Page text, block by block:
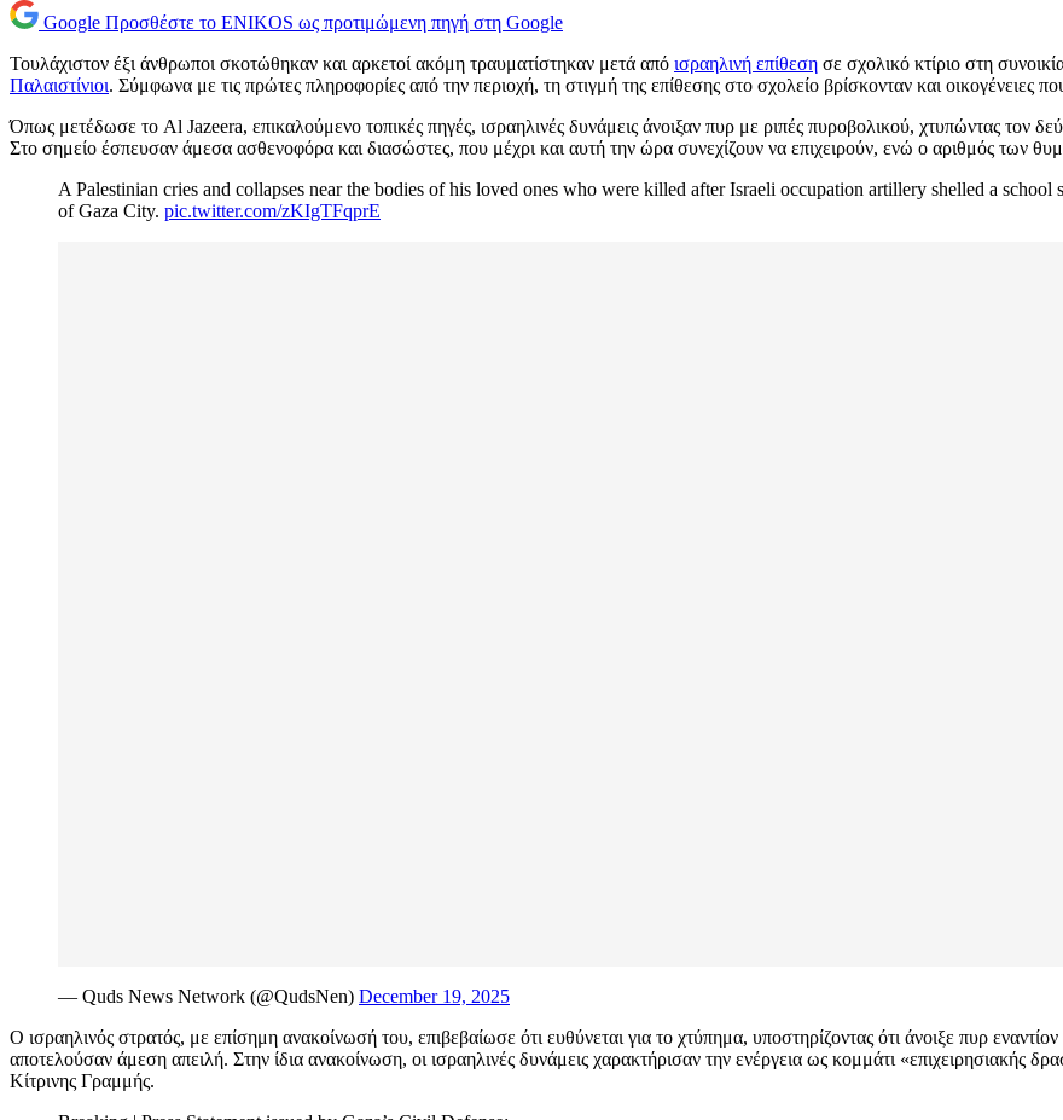
Google Προσθέστε το ENIKOS ως προτιμώμενη πηγή στη Google
Τουλάχιστον έξι άνθρωποι σκοτώθηκαν και αρκετοί ακόμη τραυματίστηκαν μετά από ισραηλινή επίθεση σε σχολικό κτίριο στη
Παλαιστίνιοι. Σύμφωνα με τις πρώτες πληροφορίες από την περιοχή, τη στιγμή της επίθεσης στο σχολείο βρίσκονταν και οικογένειες
Όπως μετέδωσε το Al Jazeera, επικαλούμενο τοπικές πηγές, ισραηλινές δυνάμεις άνοιξαν πυρ με ριπές πυροβολικού, χτυπώντας τον
Στο σημείο έσπευσαν άμεσα ασθενοφόρα και διασώστες, που μέχρι και αυτή την ώρα συνεχίζουν να επιχειρούν, ενώ ο αριθμός των
A Palestinian cries and collapses near the bodies of his loved ones who were killed after Israeli occupation artillery shelled a
of Gaza City. pic.twitter.com/zKIgTFqprE
— Quds News Network (@QudsNen) December 19, 2025
Ο ισραηλινός στρατός, με επίσημη ανακοίνωσή του, επιβεβαίωσε ότι ευθύνεται για το χτύπημα, υποστηρίζοντας ότι άνοιξε πυρ
αποτελούσαν άμεση απειλή. Στην ίδια ανακοίνωση, οι ισραηλινές δυνάμεις χαρακτήρισαν την ενέργεια ως κομμάτι «επιχειρησιακής
Κίτρινης Γραμμής.